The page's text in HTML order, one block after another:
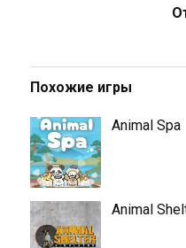
Похожие игры
Animal Spa
Animal